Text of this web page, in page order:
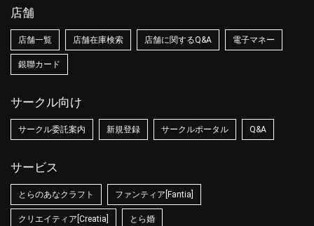
店舗
店舗一覧 店舗在庫検索 店舗に関するQ&A 電子マネー
銀聯カード
サークル向け
サークル委託案内 新規登録 サークルポータル Q&A
サービス
とらのあなクラフト ファンティア[Fantia]
クリエイティア[Creatia] とら婚